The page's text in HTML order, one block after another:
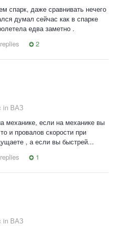
спарк, даже сравнивать нечего
думал сейчас как в спарке
едва заметно .
2
in ВАЗ
механике, если на механике вы
и провалов скорости при
, а если вы быстрей...
1
in ВАЗ